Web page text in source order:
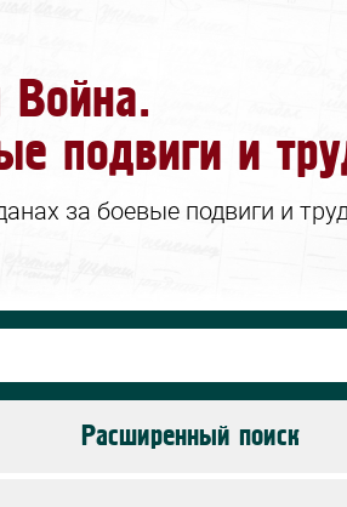
Война.
подвиги и
за боевые подвиги и
Расширенный поиск